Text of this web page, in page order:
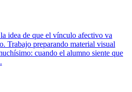
idea de que el vínculo afectivo va
Trabajo preparando material visual
cuando el alumno siente que